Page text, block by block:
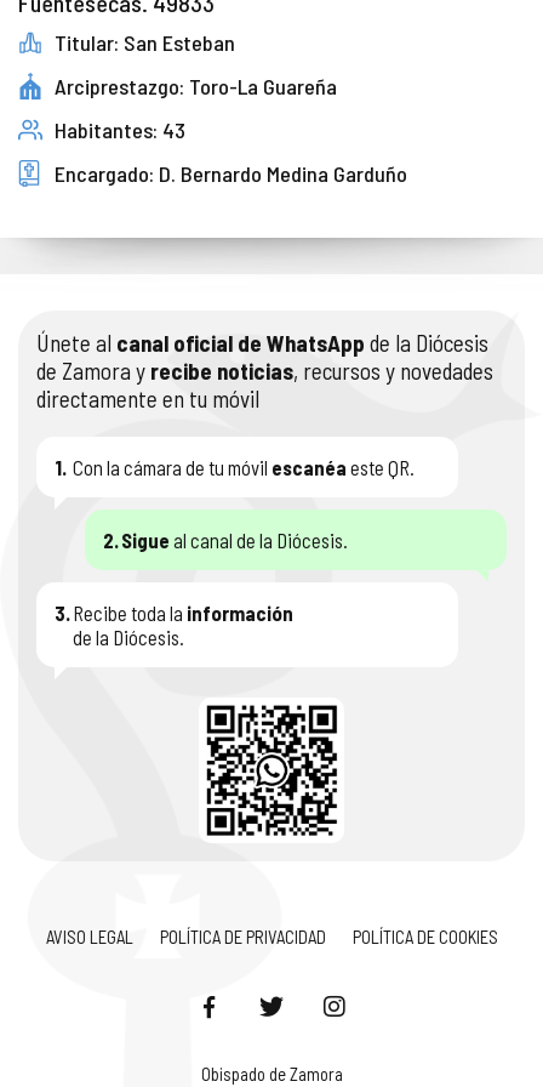
Titular: San Esteban
Arciprestazgo: Toro-La Guareña
Habitantes: 43
Encargado: D. Bernardo Medina Garduño
Únete al canal oficial de WhatsApp de la Diócesis
de Zamora y recibe noticias, recursos y novedades
directamente en tu móvil
1. Con la cámara de tu móvil escanéa este QR.
2.Sigue al canal de la Diócesis.
3.Recibe toda la información
de la Diócesis.
AVISO LEGAL POLÍTICA DE PRIVACIDAD POLÍTICA DE COOKIES
Obispado de Zamora